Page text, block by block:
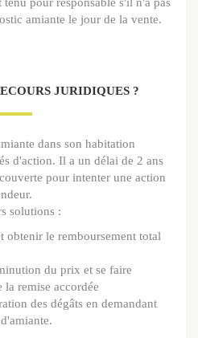
pour responsable s'il n'a pas
amiante le jour de la vente.
JURIDIQUES ?
dans son habitation
d'action. Il a un délai de 2 ans
pour intenter une action
solutions :
obtenir le remboursement total
du prix et se faire
la remise accordée
des dégâts en demandant